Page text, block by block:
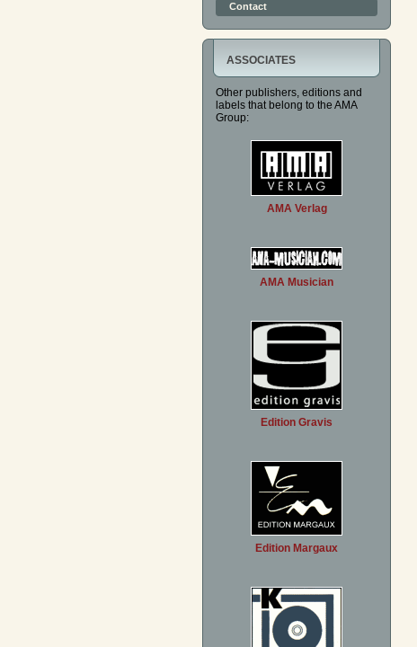
Contact
ASSOCIATES
Other publishers, editions and
labels that belong to the AMA
Group:
AMA Verlag
AMA Musician
Edition Gravis
Edition Margaux